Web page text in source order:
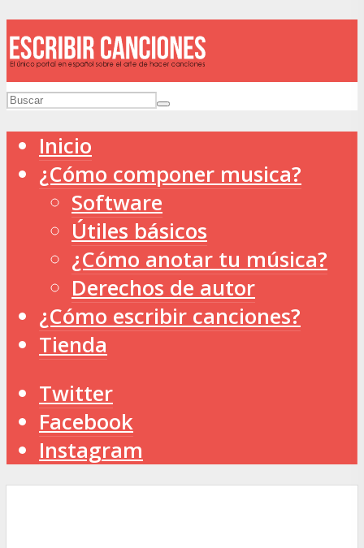
Inicio
¿Cómo componer musica?
Software
Útiles básicos
¿Cómo anotar tu música?
Derechos de autor
¿Cómo escribir canciones?
Tienda
Twitter
Facebook
Instagram